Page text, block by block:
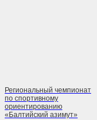
Региональный чемпионат
по спортивному
ориентированию
«Балтийский азимут»